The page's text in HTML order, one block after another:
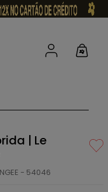
| Le
- 54046